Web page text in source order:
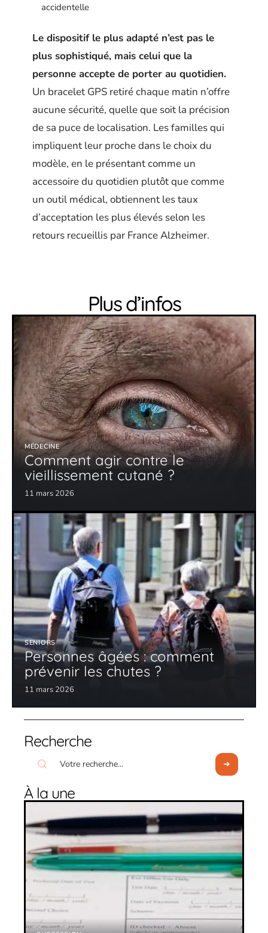
accidentelle
Le dispositif le plus adapté n’est pas le
plus sophistiqué, mais celui que la
personne accepte de porter au quotidien.
Un bracelet GPS retiré chaque matin n’offre
aucune sécurité, quelle que soit la précision
de sa puce de localisation. Les familles qui
impliquent leur proche dans le choix du
modèle, en le présentant comme un
accessoire du quotidien plutôt que comme
un outil médical, obtiennent les taux
d’acceptation les plus élevés selon les
retours recueillis par France Alzheimer.
Plus d’infos
MÉDECINE
Comment agir contre le
vieillissement cutané ?
11 mars 2026
SENIORS
Personnes âgées : comment
prévenir les chutes ?
11 mars 2026
Recherche
À la une